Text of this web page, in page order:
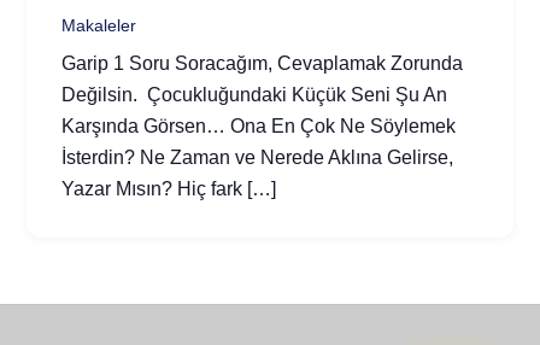
Makaleler
Garip 1 Soru Soracağım, Cevaplamak Zorunda
Değilsin. Çocukluğundaki Küçük Seni Şu An
Karşında Görsen… Ona En Çok Ne Söylemek
İsterdin? Ne Zaman ve Nerede Aklına Gelirse,
Yazar Mısın? Hiç fark […]